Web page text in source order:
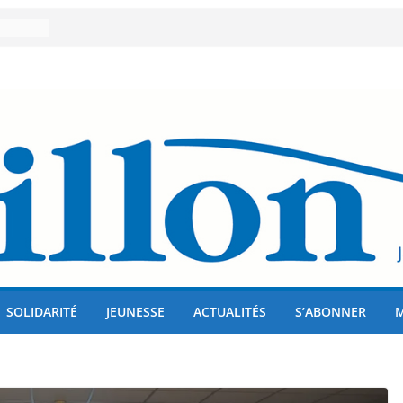
!
SOLIDARITÉ JEUNESSE ACTUALITÉS S’ABONNER